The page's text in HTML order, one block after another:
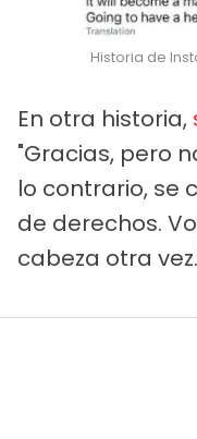
Historia de
En otra historia,
"Gracias, pero
lo contrario, se
de derechos.
cabeza otra